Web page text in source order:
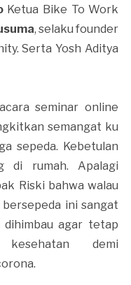
Ketua Bike To Work
, selaku founder
Serta Yosh Aditya
seminar online
semangat ku
sepeda. Kebetulan
di rumah. Apalagi
Riski bahwa walau
ini sangat
agar tetap
kesehatan demi